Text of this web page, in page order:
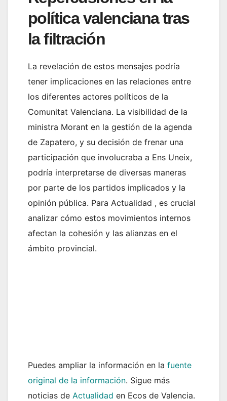
política valenciana tras
la filtración
La revelación de estos mensajes podría
tener implicaciones en las relaciones entre
los diferentes actores políticos de la
Comunitat Valenciana. La visibilidad de la
ministra Morant en la gestión de la agenda
de Zapatero, y su decisión de frenar una
participación que involucraba a Ens Uneix,
podría interpretarse de diversas maneras
por parte de los partidos implicados y la
opinión pública. Para Actualidad , es crucial
analizar cómo estos movimientos internos
afectan la cohesión y las alianzas en el
ámbito provincial.
Puedes ampliar la información en la fuente
original de la información. Sigue más
noticias de Actualidad en Ecos de Valencia.